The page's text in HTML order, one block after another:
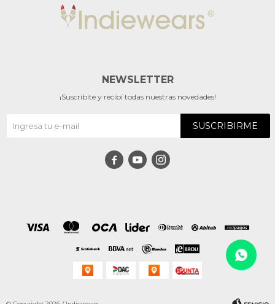
NEWSLETTER
¡Suscribite y recibí todas nuestras novedades!
SUSCRIBIRME
  